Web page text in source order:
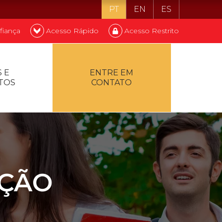
PT EN ES
Acesso Rápido Acesso Restrito
E
ENTRE EM
CONTATO